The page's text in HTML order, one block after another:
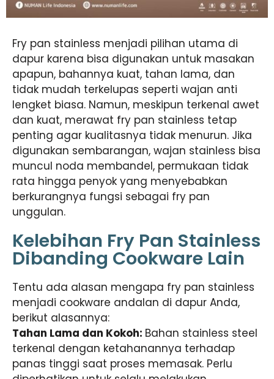
Fry pan stainless menjadi pilihan utama di
dapur karena bisa digunakan untuk masakan
apapun, bahannya kuat, tahan lama, dan
tidak mudah terkelupas seperti wajan anti
lengket biasa. Namun, meskipun terkenal awet
dan kuat, merawat fry pan stainless tetap
penting agar kualitasnya tidak menurun. Jika
digunakan sembarangan, wajan stainless bisa
muncul noda membandel, permukaan tidak
rata hingga penyok yang menyebabkan
berkurangnya fungsi sebagai fry pan
unggulan.
Kelebihan Fry Pan Stainless
Dibanding Cookware Lain
Tentu ada alasan mengapa fry pan stainless
menjadi cookware andalan di dapur Anda,
berikut alasannya:
Tahan Lama dan Kokoh: Bahan stainless steel
terkenal dengan ketahanannya terhadap
panas tinggi saat proses memasak. Perlu